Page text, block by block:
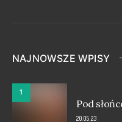
NAJNOWSZE WPISY
1
Pod
20.05.23